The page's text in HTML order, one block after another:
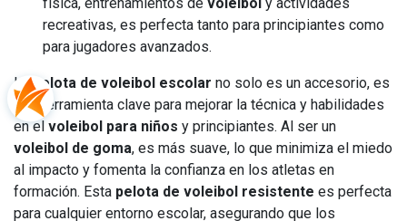
recreativas, es perfecta tanto para principiantes como
para jugadores avanzados.
Lapelota de voleibol escolar no solo es un accesorio, es
una herramienta clave para mejorar la técnica y habilidades
en el voleibol para niños y principiantes. Al ser un
voleibol de goma, es más suave, lo que minimiza el miedo
al impacto y fomenta la confianza en los atletas en
formación. Esta pelota de voleibol resistente es perfecta
para cualquier entorno escolar, asegurando que los